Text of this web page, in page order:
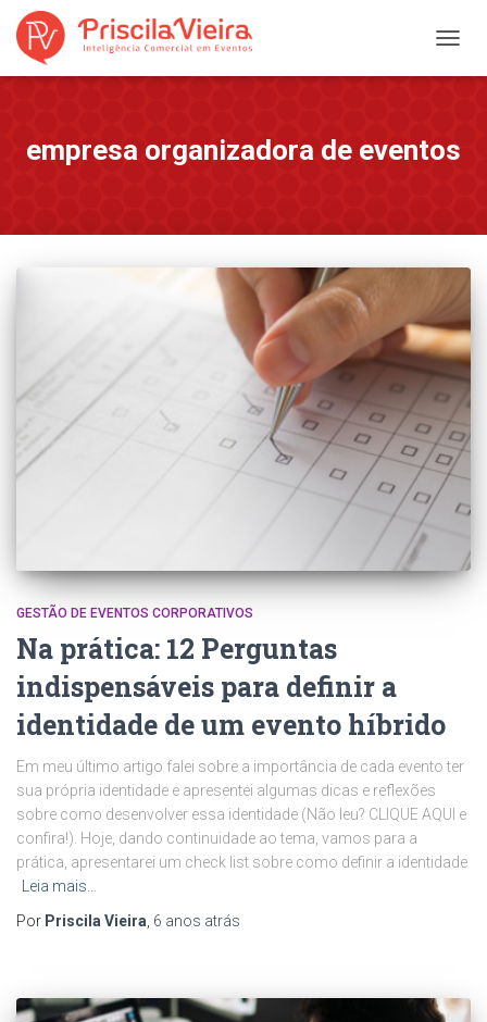
empresa organizadora de eventos
GESTÃO DE EVENTOS CORPORATIVOS
Na prática: 12 Perguntas
indispensáveis para definir a
identidade de um evento híbrido
Em meu último artigo falei sobre a importância de cada evento ter
sua própria identidade e apresentei algumas dicas e reflexões
sobre como desenvolver essa identidade (Não leu? CLIQUE AQUI e
confira!). Hoje, dando continuidade ao tema, vamos para a
prática, apresentarei um check list sobre como definir a identidade
Leia mais…
Por Priscila Vieira 6 anos atrás